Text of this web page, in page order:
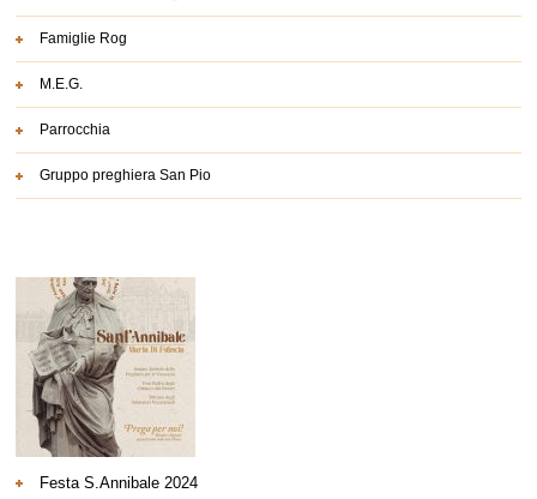
Famiglie Rog
M.E.G.
Parrocchia
Gruppo preghiera San Pio
Festa S.Annibale 2024